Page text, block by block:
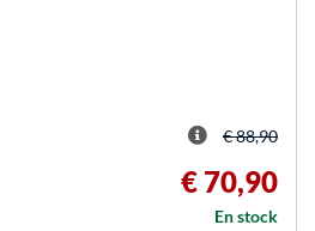
€ 88,90
€ 70,90
En stock